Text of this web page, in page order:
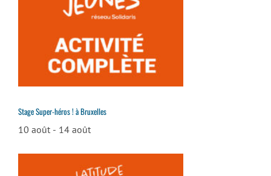
Stage Super-héros ! à Bruxelles
10 août - 14 août